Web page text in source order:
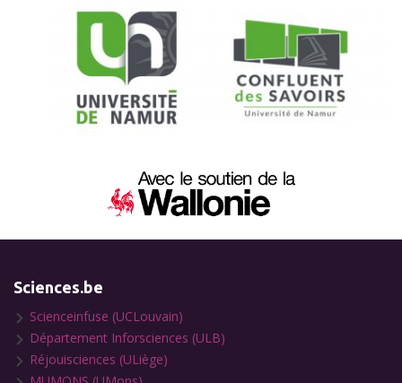
Sciences.be
Scienceinfuse (UCLouvain)
Département Inforsciences (ULB)
Réjouisciences (ULiège)